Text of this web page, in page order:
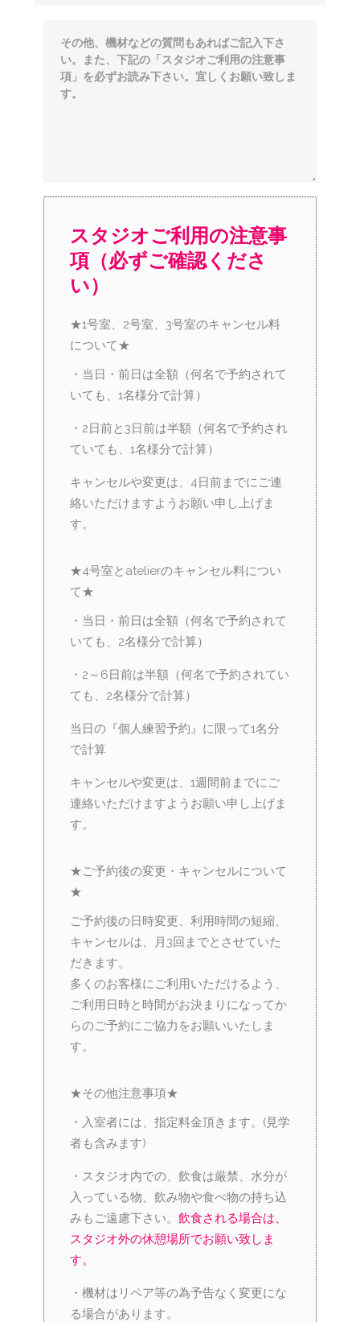
スタジオご利用の注意事
項（必ずご確認くださ
い）
★1号室、2号室、3号室のキャンセル料
について★
・当日・前日は全額（何名で予約されて
いても、1名様分で計算）
・2日前と3日前は半額（何名で予約され
ていても、1名様分で計算）
キャンセルや変更は、4日前までにご連
絡いただけますようお願い申し上げま
す。
★4号室とatelierのキャンセル料につい
て★
・当日・前日は全額（何名で予約されて
いても、2名様分で計算）
・2～6日前は半額（何名で予約されてい
ても、2名様分で計算）
当日の『個人練習予約』に限って1名分
で計算
キャンセルや変更は、1週間前までにご
連絡いただけますようお願い申し上げま
す。
★ご予約後の変更・キャンセルについて
★
ご予約後の日時変更、利用時間の短縮、
キャンセルは、月3回までとさせていた
だきます。
多くのお客様にご利用いただけるよう、
ご利用日時と時間がお決まりになってか
らのご予約にご協力をお願いいたしま
す。
★その他注意事項★
・入室者には、指定料金頂きます。(見学
者も含みます)
・スタジオ内での、飲食は厳禁、水分が
入っている物、飲み物や食べ物の持ち込
みもご遠慮下さい。 飲食される場合は、
スタジオ外の休憩場所でお願い致しま
す。
・機材はリペア等の為予告なく変更にな
る場合があります。